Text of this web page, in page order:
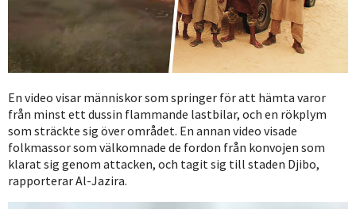
En video visar människor som springer för att hämta varor
från minst ett dussin flammande lastbilar, och en rökplym
som sträckte sig över området. En annan video visade
folkmassor som välkomnade de fordon från konvojen som
klarat sig genom attacken, och tagit sig till staden Djibo,
rapporterar Al-Jazira.